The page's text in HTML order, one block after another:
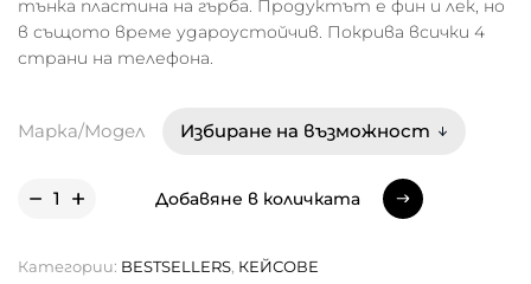
тънка пластина на гърба. Продуктът е фин и лек, но
в същото време удароустойчив. Покрива всички 4
страни на телефона.
Марка/Модел
Добавяне в количката
Категории: BESTSELLERS, КЕЙСОВЕ